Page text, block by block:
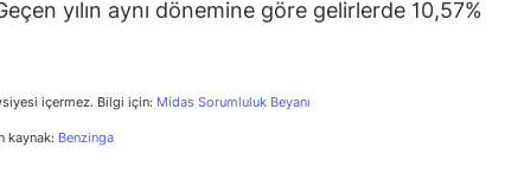
yılın aynı dönemine göre gelirlerde 10,57%
içermez. Bilgi için: Midas Sorumluluk Beyanı
kaynak: Benzinga